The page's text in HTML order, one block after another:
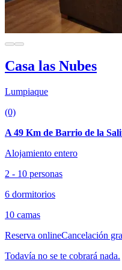
Casa las Nubes
Lumpiaque
(0)
A 49 Km de Barrio de la
Alojamiento entero
2 - 10 personas
6 dormitorios
10 camas
Reserva onlineCancelación
Todavía no se te cobrará nada.